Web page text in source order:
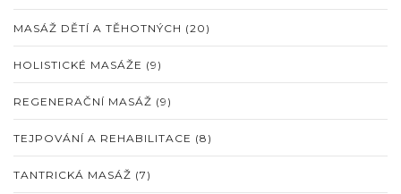
MASÁŽ DĚTÍ A TĚHOTNÝCH (20)
HOLISTICKÉ MASÁŽE (9)
REGENERAČNÍ MASÁŽ (9)
TEJPOVÁNÍ A REHABILITACE (8)
TANTRICKÁ MASÁŽ (7)